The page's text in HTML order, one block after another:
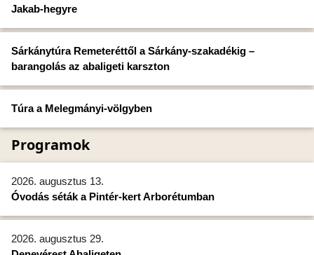
Jakab-hegyre
Sárkánytúra Remeteréttől a Sárkány-szakadékig –
barangolás az abaligeti karszton
Túra a Melegmányi-völgyben
Programok
2026. augusztus 13.
Óvodás séták a Pintér-kert Arborétumban
2026. augusztus 29.